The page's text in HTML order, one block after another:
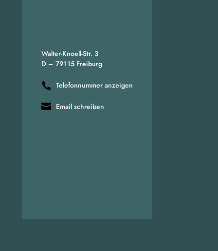
Walter-Knoell-Str. 3
D – 79115 Freiburg
Telefonnummer anzeigen
Email schreiben